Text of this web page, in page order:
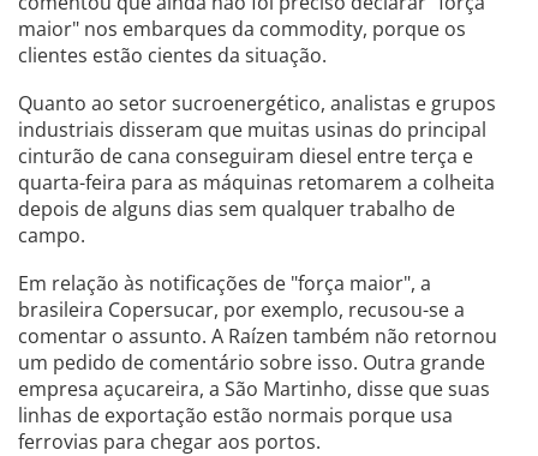
maior" nos embarques da commodity, porque os
clientes estão cientes da situação.
Quanto ao setor sucroenergético, analistas e grupos
industriais disseram que muitas usinas do principal
cinturão de cana conseguiram diesel entre terça e
quarta-feira para as máquinas retomarem a colheita
depois de alguns dias sem qualquer trabalho de
campo.
Em relação às notificações de "força maior", a
brasileira Copersucar, por exemplo, recusou-se a
comentar o assunto. A Raízen também não retornou
um pedido de comentário sobre isso. Outra grande
empresa açucareira, a São Martinho, disse que suas
linhas de exportação estão normais porque usa
ferrovias para chegar aos portos.